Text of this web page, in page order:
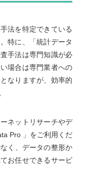
法を特定できている
特に、「統計データ
手法は専門知識が必
場合は専門業者への
なりますが、効率的
ネットリサーチやデ
Pro 」をご利用くだ
く、データの整形か
お任せできるサービ